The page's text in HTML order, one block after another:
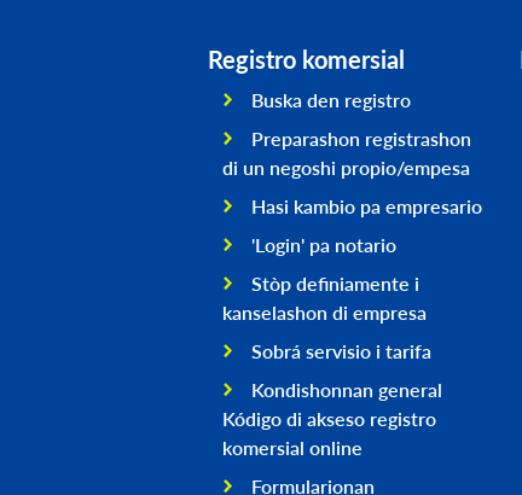
Registro komersial
Buska den registro
Preparashon registrashon
di un negoshi propio/empesa
Hasi kambio pa empresario
'Login' pa notario
Stòp definiamente i
kanselashon di empresa
Sobrá servisio i tarifa
Kondishonnan general
Kódigo di akseso registro
komersial online
Formularionan